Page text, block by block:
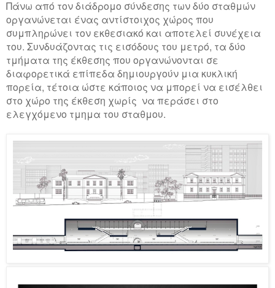
Πάνω από τον διάδρομο σύνδεσης των δύο σταθμών
οργανώνεται ένας αντίστοιχος χώρος που
συμπληρώνει τον εκθεσιακό και αποτελεί συνέχεια
του. Συνδυάζοντας τις εισόδους του μετρό, τα δύο
τμήματα της έκθεσης που οργανώνονται σε
διαφορετικά επίπεδα δημιουργούν μια κυκλική
πορεία, τέτοια ώστε κάποιος να μπορεί να εισέλθει
στο χώρο της έκθεση χωρίς να περάσει στο
ελεγχόμενο τμημα του σταθμου.